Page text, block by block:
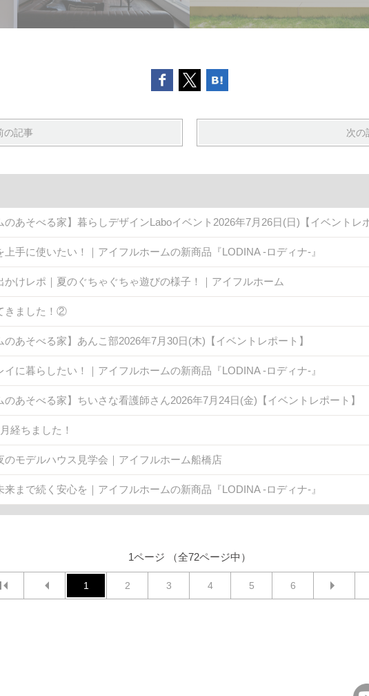
の記事 次の
のあそべる家】暮らしデザインLaboイベント2026年7月26日(日)【イベントレ
上手に使いたい！｜アイフルホームの新商品『LODINA -ロディナ-』
かけレポ｜夏のぐちゃぐちゃ遊びの様子！｜アイフルホーム
きました！②
のあそべる家】あんこ部2026年7月30日(木)【イベントレポート】
イに暮らしたい！｜アイフルホームの新商品『LODINA -ロディナ-』
のあそべる家】ちいさな看護師さん2026年7月24日(金)【イベントレポート】
経ちました！
のモデルハウス見学会｜アイフルホーム船橋店
まで続く安心を｜アイフルホームの新商品『LODINA -ロディナ-』
1ページ （全72ページ中）
1 2 3 4 5 6